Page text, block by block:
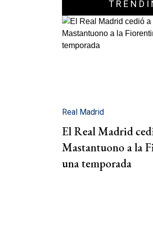
Real Madrid
El Real Madrid
Mastantuono a la
una temporada